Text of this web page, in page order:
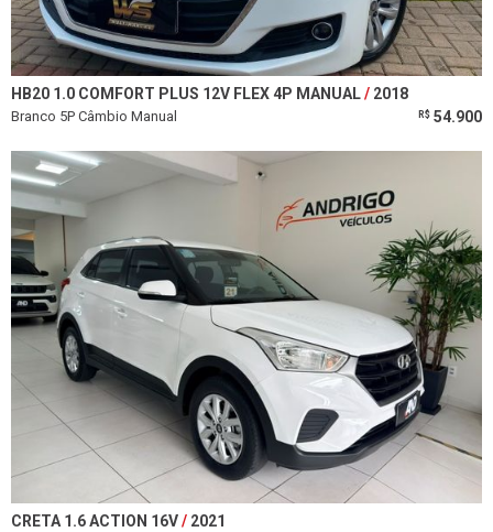
HB20 1.0 COMFORT PLUS 12V FLEX 4P MANUAL 2018
Branco 5P Câmbio Manual R$ 54.900
CRETA 1.6 ACTION 16V 2021